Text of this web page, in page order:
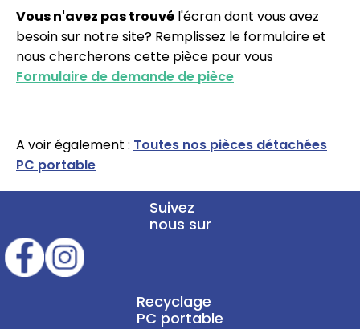
Vous n'avez pas trouvé l'écran dont vous avez
besoin sur notre site? Remplissez le formulaire et
nous chercherons cette pièce pour vous
Formulaire de demande de pièce
A voir également : Toutes nos pièces détachées
PC portable
Suivez
nous sur
Recyclage
PC portable